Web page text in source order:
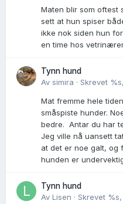
Maten blir som oftest
sett at hun spiser
ikke nok siden hun
en time hos
Tynn hund
Av simira · Skrevet
Mat fremme hele
småspiste hunder.
bedre. Antar du har
Jeg ville nå uansett
at det er noe galt, og
hunden er
Tynn hund
Av Lisen · Skrevet